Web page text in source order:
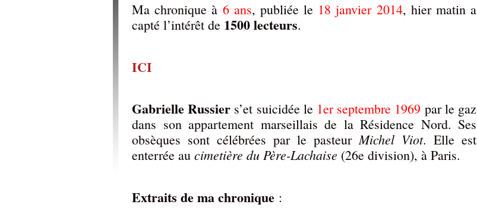
Ma chronique à 6 ans, publiée le 18 janvier 2014, hier matin a
capté l’intérêt de 1500 lecteurs.
ICI
Gabrielle Russier s’et suicidée le 1er septembre 1969 par le gaz
dans son appartement marseillais de la Résidence Nord. Ses
obsèques sont célébrées par le pasteurMichel Viot. Elle est
enterrée au cimetière du Père-Lachaise (26e division), à Paris.
Extraits de ma chronique :